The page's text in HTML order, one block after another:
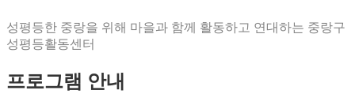
성평등한 중랑을 위해 마을과 함께 활동하고 연대하는 중랑구
성평등활동센터
프로그램 안내